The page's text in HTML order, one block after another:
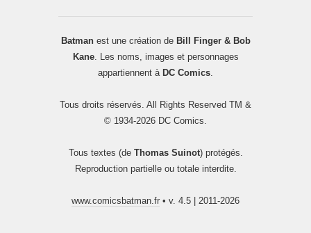
Batmanest une création de Bill Finger & Bob
Kane. Les noms, images et personnages
appartiennent à DC Comics
Tous droits réservés. All Rights Reserved TM &
© 1934-2026 DC Comics.
Tous textes (de Thomas Suinot) protégés.
Reproduction partielle ou totale interdite.
www.comicsbatman.fr • v. 4.5 | 2011-2026